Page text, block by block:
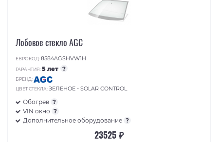
Лобовое стекло AGC
ЕВРОКОД:8584AGSHVW1H
ГАРАНТИЯ:5 лет ?
БРЕНД:
ЦВЕТ СТЕКЛА:ЗЕЛЕНОЕ - SOLAR CONTROL
Обогрев ?
VIN окно ?
Дополнительное оборудование ?
23525 ₽